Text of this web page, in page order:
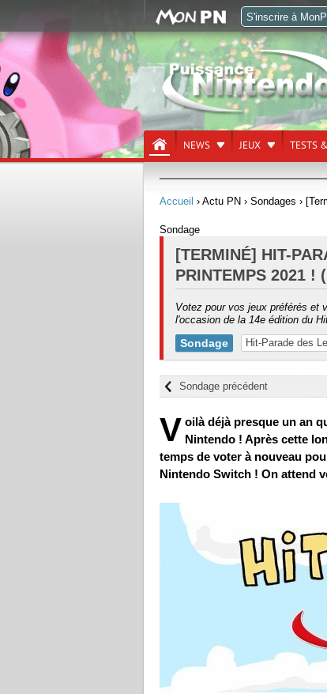
NEWS JEUX TESTS
Accueil › Actu PN › Sondages ›
Sondage
[TERMINÉ] HIT-
PRINTEMPS 2021 !
Votez pour vos jeux préférés et
l'occasion de la 14e édition du
Sondage Hit-Parade des
Sondage précédent
V oilà déjà presque un an
Nintendo ! Après cette
temps de voter à nouveau
Nintendo Switch ! On attend
S'inscrire à